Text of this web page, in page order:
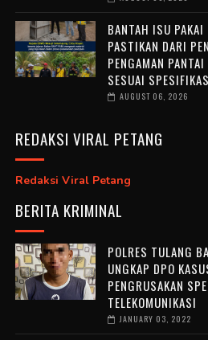
BANTAH ISU
PASTIKAN DARI
PENGAMAN
SESUAI
AUGUST 06, 2026
REDAKSI VIRAL PETANG
Redaksi Viral Petang
BERITA KRIMINAL
POLRES TULANG
UNGKAP DPO
PENGRUSAKAN
TELEKOMUNIKASI
JANUARY 03, 2022